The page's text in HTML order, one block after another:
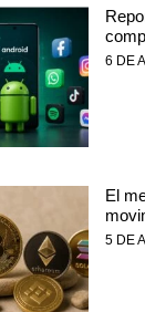
6 DE
El
5 DE